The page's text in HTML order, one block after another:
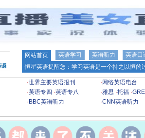
网站首页 英语学习 英语听力 英语口
恒星英语提醒您：学习英语是一个持之以恒的
·世界主要英语报刊 · 网络英语电台
·英语专四 ·英语专八 ·雅思 ·托福 ·GRE
· BBC英语听力 ·CNN英语听力